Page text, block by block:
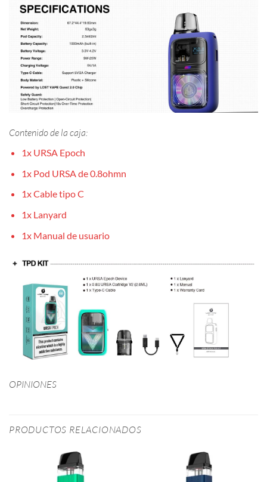
Contenido de la caja:
1x URSA Epoch
1x Pod URSA de 0.8ohmn
1x Cable tipo C
1x Lanyard
1x Manual de usuario
OPINIONES
PRODUCTOS RELACIONADOS